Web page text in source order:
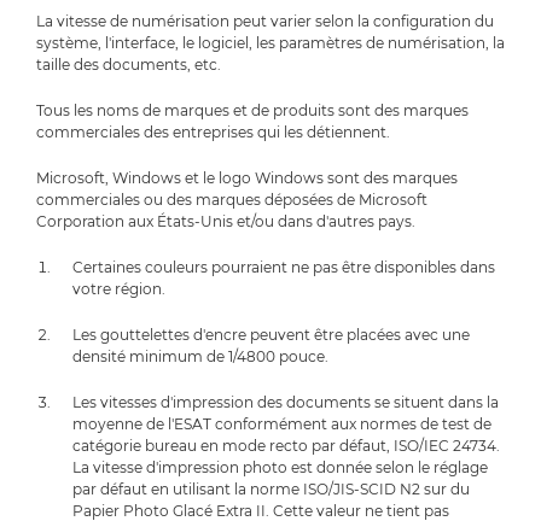
La vitesse de numérisation peut varier selon la configuration du
système, l'interface, le logiciel, les paramètres de numérisation, la
taille des documents, etc.
Tous les noms de marques et de produits sont des marques
commerciales des entreprises qui les détiennent.
Microsoft, Windows et le logo Windows sont des marques
commerciales ou des marques déposées de Microsoft
Corporation aux États-Unis et/ou dans d'autres pays.
Certaines couleurs pourraient ne pas être disponibles dans
votre région.
Les gouttelettes d'encre peuvent être placées avec une
densité minimum de 1/4800 pouce.
Les vitesses d'impression des documents se situent dans la
moyenne de l'ESAT conformément aux normes de test de
catégorie bureau en mode recto par défaut, ISO/IEC 24734.
La vitesse d'impression photo est donnée selon le réglage
par défaut en utilisant la norme ISO/JIS-SCID N2 sur du
Papier Photo Glacé Extra II. Cette valeur ne tient pas